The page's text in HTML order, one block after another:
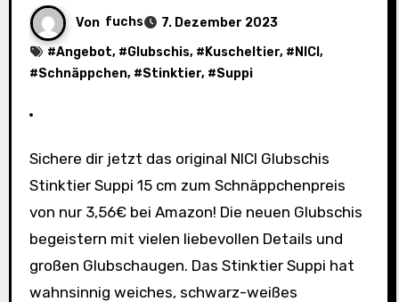
Von fuchs
7. Dezember 2023
#Angebot, #Glubschis, # Kuscheltier, # NICI ,
#Schnäppchen, #Stinktier, #Suppi
Sichere dir jetzt das original NICI Glubschis
Stinktier Suppi 15 cm zum Schnäppchenpreis
von nur 3,56€ bei Amazon! Die neuen Glubschis
begeistern mit vielen liebevollen Details und
großen Glubschaugen. Das Stinktier Suppi hat
wahnsinnig weiches, schwarz-weißes